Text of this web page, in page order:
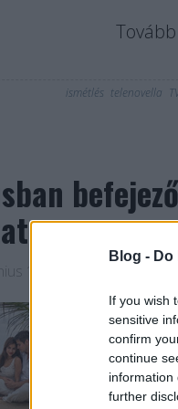
Blog -
If you wish
sensitive
confirm
continue
information
further
ismétlés telenovella
19.
Idén év elején,
sorozat. Az
telenovella
láthatók jelenleg
lesz a befejező